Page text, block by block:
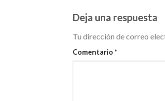
Deja una respuesta
Tu dirección de correo
Comentario *